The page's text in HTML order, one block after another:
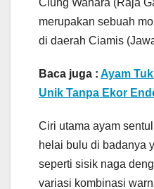
merupakan sebuah
di daerah Ciamis
Baca juga : Ayam
Unik Tanpa Ekor
Ciri utama ayam
helai bulu di badanya
seperti sisik naga
variasi kombinasi